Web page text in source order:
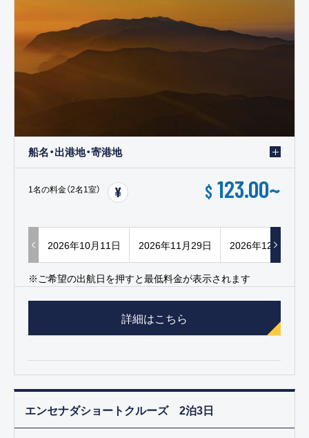
船名・出港地・寄港地
1名の料金（2名1室） $ 123.00~
2026年10月11日 2026年11月29日 2026年12月06日
※ご希望の出航日を押すと最低料金が表示されます
詳細はこちら
エンセナダショートクルーズ 2泊3日